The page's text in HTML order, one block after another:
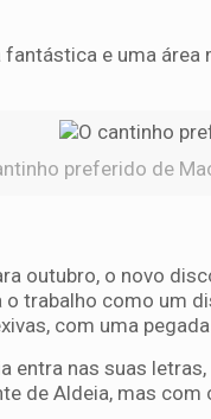
e uma área
preferido de
outubro, o novo
o trabalho como um
com uma
entra nas suas
de Aldeia, mas